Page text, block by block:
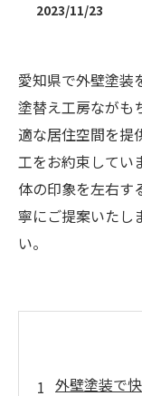
2023/11/23
愛知県で外壁塗装
塗替え工房ながも
適な居住空間を提
工をお約束してい
体の印象を左右す
寧にご提案いたし
い。
外壁塗装で